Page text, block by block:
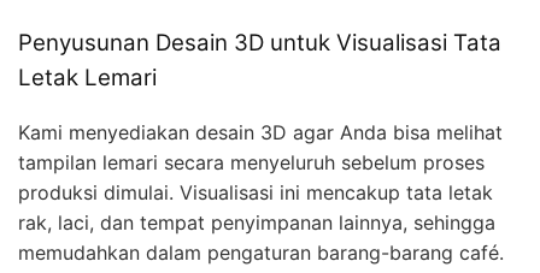
Penyusunan Desain 3D untuk Visualisasi Tata
Letak Lemari
Kami menyediakan desain 3D agar Anda bisa melihat
tampilan lemari secara menyeluruh sebelum proses
produksi dimulai. Visualisasi ini mencakup tata letak
rak, laci, dan tempat penyimpanan lainnya, sehingga
memudahkan dalam pengaturan barang-barang café.